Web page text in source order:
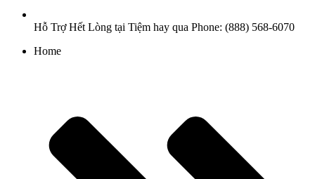
Hỗ Trợ Hết Lòng tại Tiệm hay qua Phone: (888) 568-6070
Home